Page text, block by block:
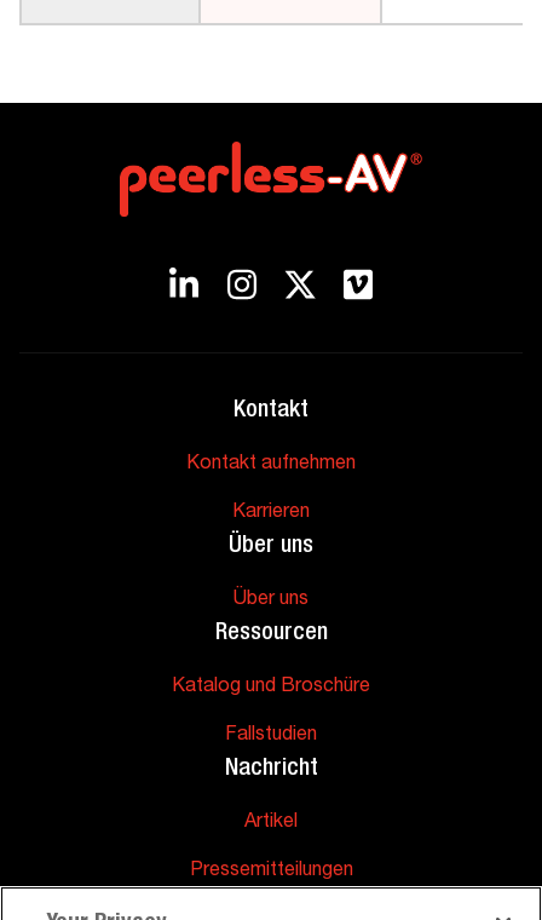
Kontakt
Kontakt aufnehmen
Karrieren
Über uns
Über uns
Ressourcen
Katalog und Broschüre
Fallstudien
Nachricht
Artikel
Pressemitteilungen